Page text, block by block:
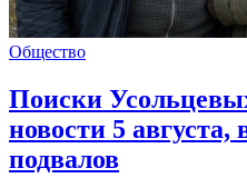
Общество
Поиски
новости 5
подвалов